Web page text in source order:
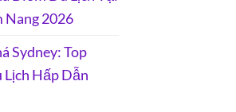
Nang 2026
Sydney: Top
Hấp Dẫn